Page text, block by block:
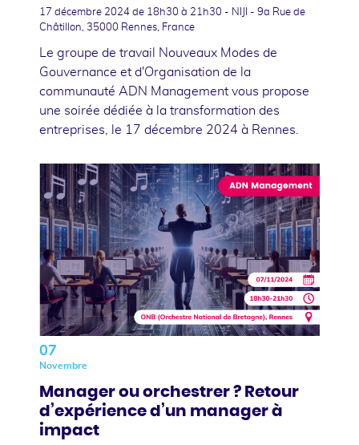
17 décembre 2024 de 18h30 à 21h30 - NIJI - 9a Rue de
Châtillon, 35000 Rennes, France
Le groupe de travail Nouveaux Modes de
Gouvernance et d'Organisation de la
communauté ADN Management vous propose
une soirée dédiée à la transformation des
entreprises, le 17 décembre 2024 à Rennes.
07
Novembre
Manager ou orchestrer ? Retour
d’expérience d’un manager à
impact